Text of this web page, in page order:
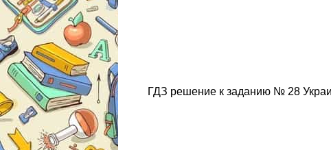
ГДЗ решение к заданию № 28